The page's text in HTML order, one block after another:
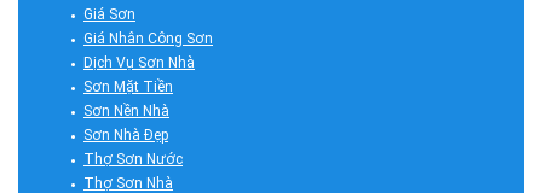
Giá Sơn
Giá Nhân Công Sơn
Dịch Vụ Sơn Nhà
Sơn Mặt Tiền
Sơn Nền Nhà
Sơn Nhà Đẹp
Thợ Sơn Nước
Thợ Sơn Nhà